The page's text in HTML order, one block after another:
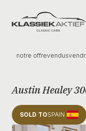
Klassiek Aktief
notre offrevendus
Austin Healey
SOLD TOSPAIN